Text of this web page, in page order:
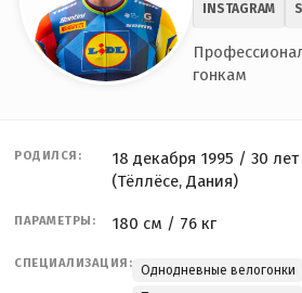
INSTAGRAM
гонкам
РОДИЛСЯ:
18 декабря 1995 / 30 лет
(Тёллёсе, Дания)
ПАРАМЕТРЫ: 180 см / 76 кг
СПЕЦИАЛИЗАЦИЯ:
Однодневные велогонки